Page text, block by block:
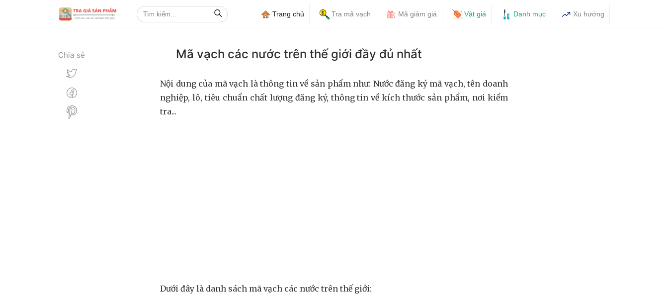
Trang chủ Tra mã vạch Mã giảm giá Vật giá Danh mục Xu hướng
Chia sẻ Mã vạch các nước trên thế giới đầy đủ nhất
Nội dung của mã vạch là thông tin về sản phẩm như: Nước đăng ký mã vạch, tên doanh
nghiệp, lô, tiêu chuẩn chất lượng đăng ký, thông tin về kích thước sản phẩm, nơi kiểm
tra...
Dưới đây là danh sách mã vạch các nước trên thế giới: